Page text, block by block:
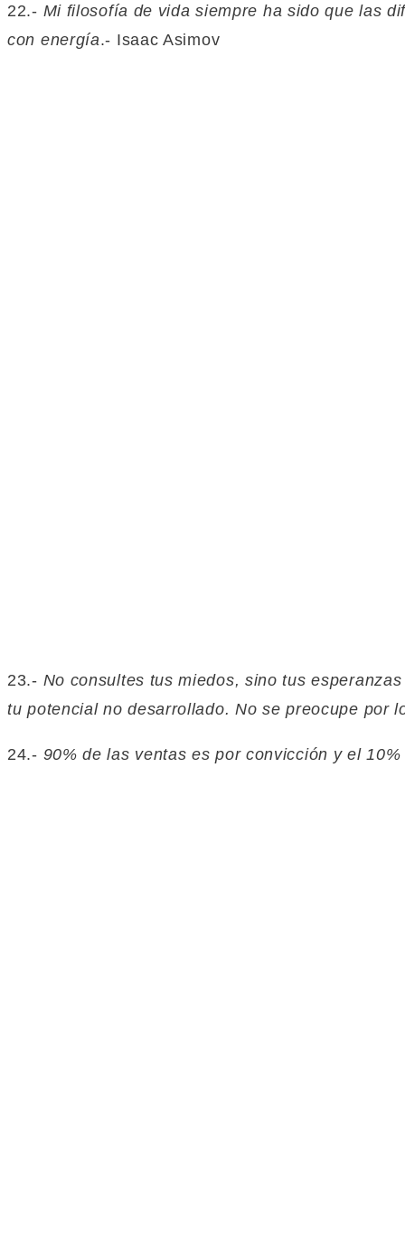
22.- Mi filosofía de vida siempre ha sido que las
con energía.- Isaac Asimov
23.- No consultes tus miedos, sino tus
tu potencial no desarrollado. No se preocupe por
24.- 90% de las ventas es por convicción y el